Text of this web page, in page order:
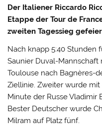
Der Italiener Riccardo
Etappe der Tour de
zweiten Tagessieg
Nach knapp 5:40 Stunden
Saunier Duval-
Toulouse nach Bagnères-
Ziellinie. Zweiter wurde
Minute der Russe Vladimir
Bester Deutscher wurde
Milram auf Platz fünf.